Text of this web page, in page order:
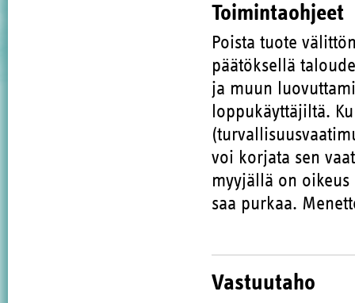
Toimintaohjeet
Poista tuote
päätöksellä
ja muun
loppukäyttäjiltä.
voi korjata sen
myyjällä on
saa purkaa.
Vastuutaho